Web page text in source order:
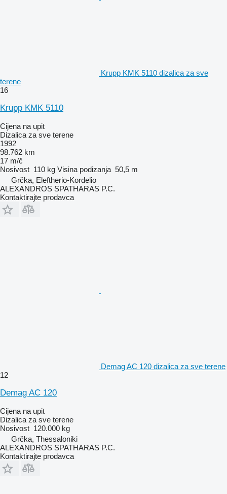
Krupp KMK 5110 dizalica za sve
terene
16
Krupp KMK 5110
Cijena na upit
Dizalica za sve terene
1992
98.762 km
17 m/č
Nosivost 110 kg Visina podizanja 50,5 m
Grčka, Eleftherio-Kordelio
ALEXANDROS SPATHARAS P.C.
Kontaktirajte prodavca
Demag AC 120 dizalica za sve terene
12
Demag AC 120
Cijena na upit
Dizalica za sve terene
Nosivost 120.000 kg
Grčka, Thessaloniki
ALEXANDROS SPATHARAS P.C.
Kontaktirajte prodavca